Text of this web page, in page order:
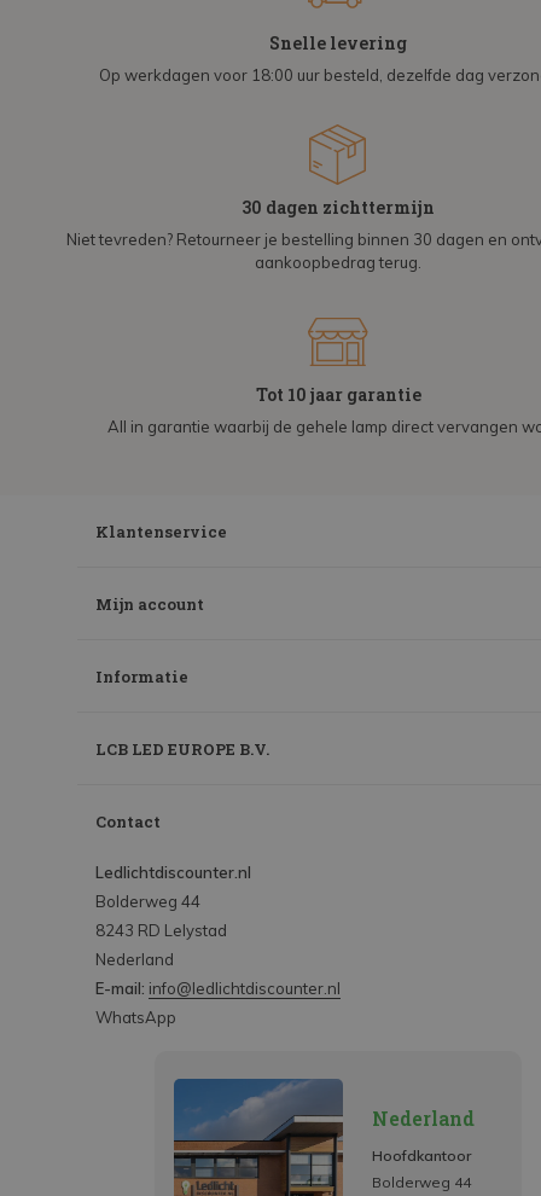
Snelle levering
Op werkdagen voor 18:00 uur besteld, dezelfde dag
30 dagen zichttermijn
Niet tevreden? Retourneer je bestelling binnen 30 dagen en
aankoopbedrag terug.
Tot 10 jaar garantie
All in garantie waarbij de gehele lamp direct vervangen
Klantenservice
Mijn account
Informatie
LCB LED EUROPE B.V.
Contact
Ledlichtdiscounter.nl
Bolderweg 44
8243 RD Lelystad
Nederland
E-mail: info@ledlichtdiscounter.nl
WhatsApp
Nederland
Hoofdkantoor
Bolderweg 44